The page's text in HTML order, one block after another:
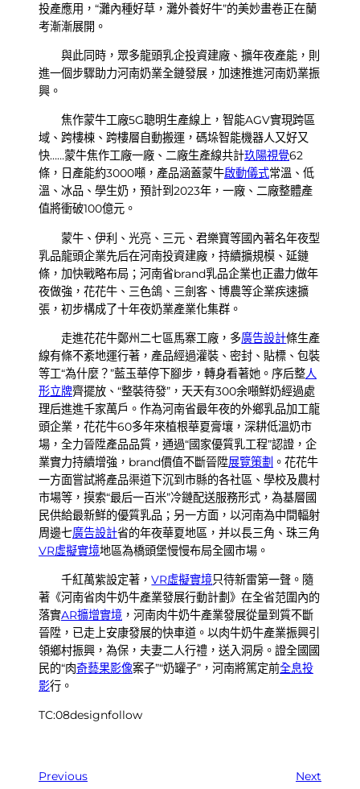
投產應用，“灘內種好草，灘外養好牛”的美妙畫卷正在蘭
考漸漸展開。
與此同時，眾多龍頭乳企投資建廠、擴年夜產能，則
進一個步驟助力河南奶業全鏈發展，加速推進河南奶業振
興。
焦作蒙牛工廠5G聰明生產線上，智能AGV實現跨區
域、跨樓棟、跨樓層自動搬運，碼垛智能機器人又好又
快……蒙牛焦作工廠一廠、二廠生產線共計玖陽視覺62
條，日產能約3000噸，產品涵蓋蒙牛啟動儀式常溫、低
溫、冰品、學生奶，預計到2023年，一廠、二廠整體產
值將衝破100億元。
蒙牛、伊利、光亮、三元、君樂寶等國內著名年夜型
乳品龍頭企業先后在河南投資建廠，持續擴規模、延鏈
條，加快戰略布局；河南省brand乳品企業也正盡力做年
夜做強，花花牛、三色鴿、三劍客、博農等企業疾速擴
張，初步構成了十年夜奶業產業化集群。
走進花花牛鄭州二七區馬寨工廠，多廣告設計條生產
線有條不紊地運行著，產品經過灌裝、密封、貼標、包裝
等工“為什麼？”藍玉華停下腳步，轉身看著她。序后整人
形立牌齊擺放、“整裝待發”，天天有300余噸鮮奶經過處
理后進進千家萬戶。作為河南省最年夜的外鄉乳品加工龍
頭企業，花花牛60多年來植根華夏膏壤，深耕低溫奶市
場，全力晉陞產品品質，通過“國家優質乳工程”認證，企
業實力持續增強，brand價值不斷晉陞展覽策劃 。花花牛
一方面嘗試將產品渠道下沉到市縣的各社區、學校及農村
市場等，摸索“最后一百米”冷鏈配送服務形式，為基層國
民供給最新鮮的優質乳品；另一方面，以河南為中間輻射
周邊七廣告設計省的年夜華夏地區，并以長三角、珠三角
VR虛擬實境地區為橋頭堡慢慢布局全國市場。
千紅萬紫設定著，VR虛擬實境只待新雷第一聲。隨
著《河南省肉牛奶牛產業發展行動計劃》在全省范圍內的
落實AR擴增實境 ，河南肉牛奶牛產業發展從量到質不斷
晉陞，已走上安康發展的快車道。以肉牛奶牛產業振興引
領鄉村振興，為保，夫妻二人行禮，送入洞房。證全國國
民的“肉奇藝果影像案子”“奶罐子”，河南將篤定前全息投
影行。
TC:08designfollow
Previous Next